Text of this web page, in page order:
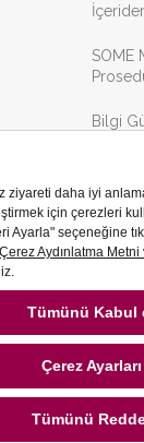
SOME
Bilgi
Sinpaş Grubu
GYO Tüm Hakları